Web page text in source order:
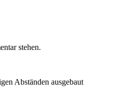
stehen.
Abständen ausgebaut